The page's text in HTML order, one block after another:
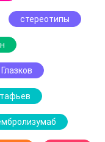
стереотипы